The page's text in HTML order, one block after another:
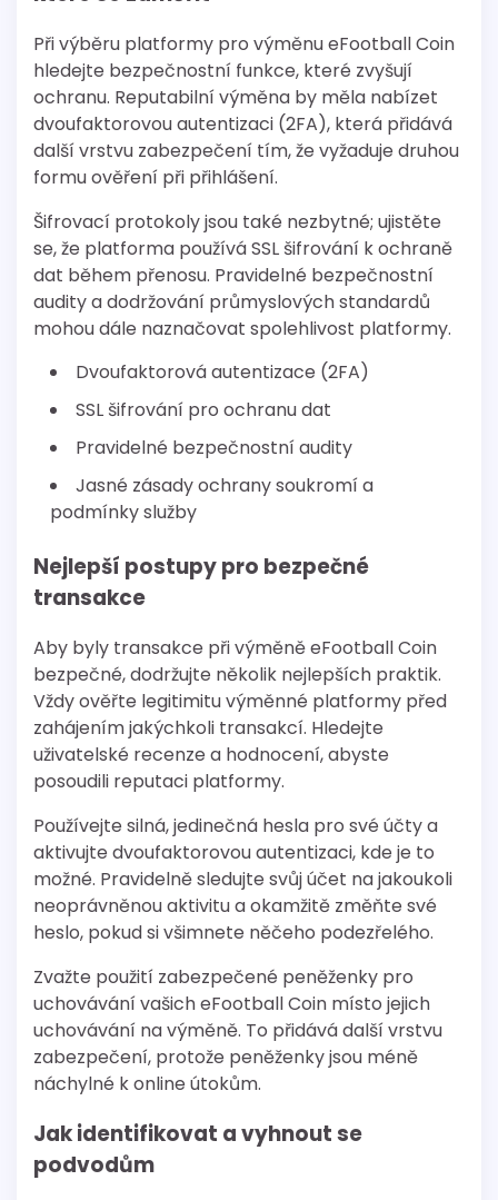
Při výběru platformy pro výměnu eFootball Coin
hledejte bezpečnostní funkce, které zvyšují
ochranu. Reputabilní výměna by měla nabízet
dvoufaktorovou autentizaci (2FA), která přidává
další vrstvu zabezpečení tím, že vyžaduje druhou
formu ověření při přihlášení.
Šifrovací protokoly jsou také nezbytné; ujistěte
se, že platforma používá SSL šifrování k ochraně
dat během přenosu. Pravidelné bezpečnostní
audity a dodržování průmyslových standardů
mohou dále naznačovat spolehlivost platformy.
Dvoufaktorová autentizace (2FA)
SSL šifrování pro ochranu dat
Pravidelné bezpečnostní audity
Jasné zásady ochrany soukromí a
podmínky služby
Nejlepší postupy pro bezpečné
transakce
Aby byly transakce při výměně eFootball Coin
bezpečné, dodržujte několik nejlepších praktik.
Vždy ověřte legitimitu výměnné platformy před
zahájením jakýchkoli transakcí. Hledejte
uživatelské recenze a hodnocení, abyste
posoudili reputaci platformy.
Používejte silná, jedinečná hesla pro své účty a
aktivujte dvoufaktorovou autentizaci, kde je to
možné. Pravidelně sledujte svůj účet na jakoukoli
neoprávněnou aktivitu a okamžitě změňte své
heslo, pokud si všimnete něčeho podezřelého.
Zvažte použití zabezpečené peněženky pro
uchovávání vašich eFootball Coin místo jejich
uchovávání na výměně. To přidává další vrstvu
zabezpečení, protože peněženky jsou méně
náchylné k online útokům.
Jak identifikovat a vyhnout se
podvodům